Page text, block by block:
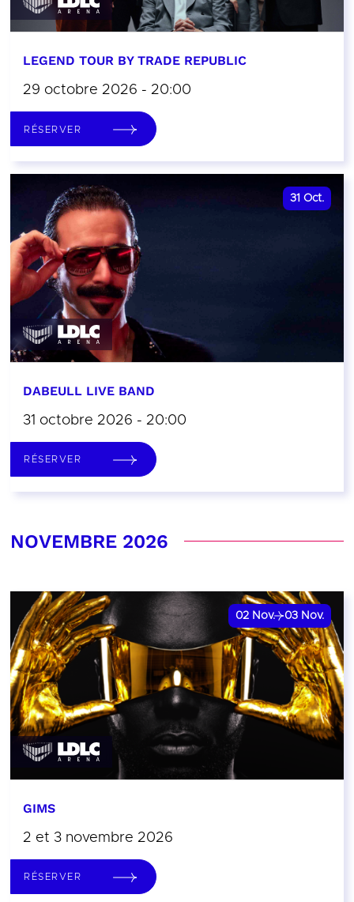
LEGEND TOUR BY TRADE REPUBLIC
29 octobre 2026 - 20:00
RÉSERVER
31 Oct.
DABEULL LIVE BAND
31 octobre 2026 - 20:00
RÉSERVER
NOVEMBRE 2026
02 Nov. 03 Nov.
GIMS
2 et 3 novembre 2026
RÉSERVER